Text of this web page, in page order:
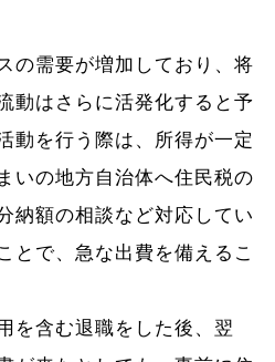
の需要が増加しており、将
動はさらに活発化すると予
動を行う際は、所得が一定
いの地方自治体へ住民税の
納額の相談など対応してい
とで、急な出費を備えるこ
を含む退職をした後、翌